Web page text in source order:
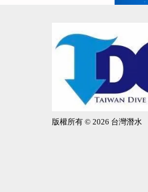
版權所有 © 2026 台灣潛水